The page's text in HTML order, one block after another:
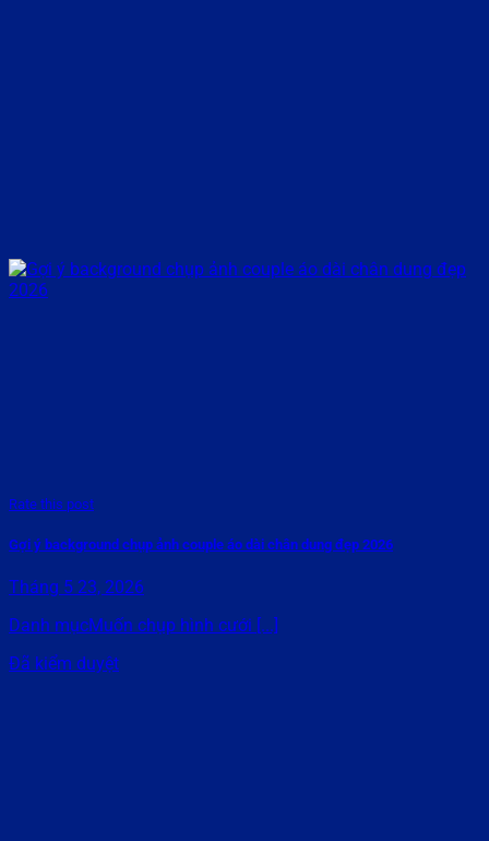
Rate this post
Gợi ý background chụp ảnh couple áo dài chân dung đẹp 2026
Tháng 5 23, 2026
Danh mụcMuốn chụp hình cưới [...]
Đã kiểm duyệt